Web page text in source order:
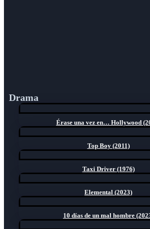
Drama
Érase una vez en… Hollywood
Top Boy (2011)
Taxi Driver (1976)
Elemental (2023)
10 días de un mal hombre